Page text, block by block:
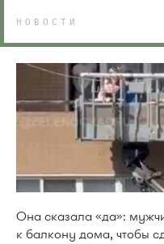
НОВОСТИ
Она сказала «да»:
к балкону дома, чтобы